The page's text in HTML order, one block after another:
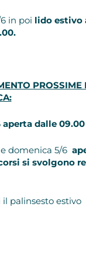
6 in poi lido estivo
PROSSIME
aperta dalle 09.00
domenica 5/6
si svolgono
palinsesto estivo